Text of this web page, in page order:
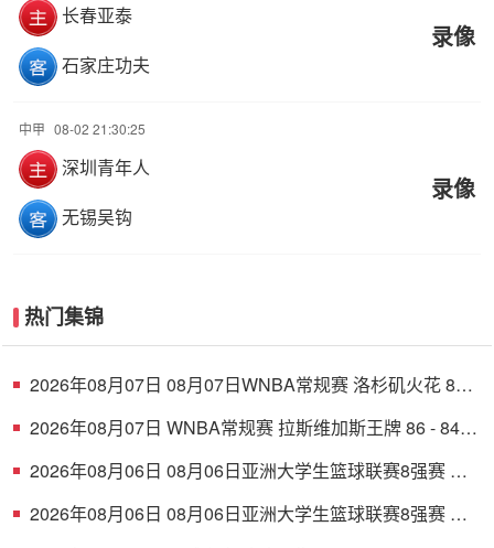
长春亚泰
石家庄功夫
录像
中甲 08-02 21:30:25
深圳青年人
无锡吴钩
录像
热门集锦
2026年08月07日 08月07日WNBA常规赛 洛杉矶火花 89 -
2026年08月07日 WNBA常规赛 拉斯维加斯王牌 86 - 84
2026年08月06日 08月06日亚洲大学生篮球联赛8强赛 清
2026年08月06日 08月06日亚洲大学生篮球联赛8强赛 早